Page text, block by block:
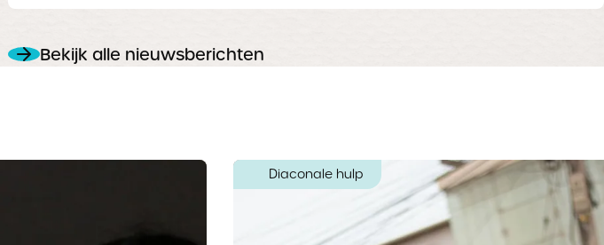
Bekijk alle nieuwsberichten
Diaconale hulp